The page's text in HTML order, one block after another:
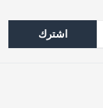
اشترك